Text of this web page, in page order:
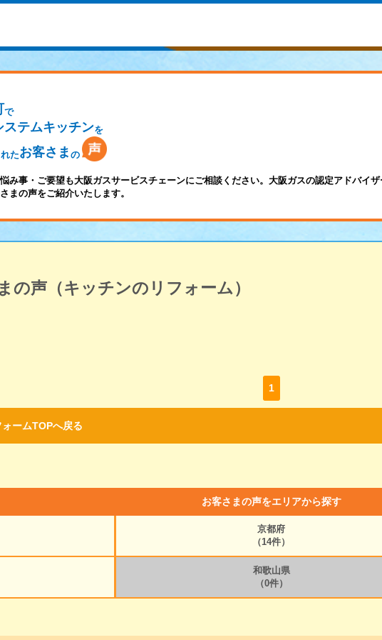
で
ステムキッチンを
たお客さま の
み事・ご要望も大阪ガスサービスチェーンにご相談ください。大阪ガスの認定アドバイ
まの声をご紹介いたします。
の声（キッチンのリフォーム）
1
ームTOPへ戻る
お客さまの声をエリアから探す
京都府
（14件）
和歌山県
（0件）